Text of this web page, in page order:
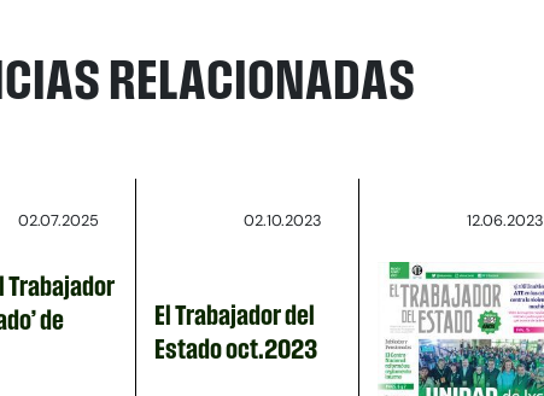
RELACIONADAS
02.07.2025
Trabajador
de
02.10.2023
El Trabajador del
Estado oct.2023
12.06.2023